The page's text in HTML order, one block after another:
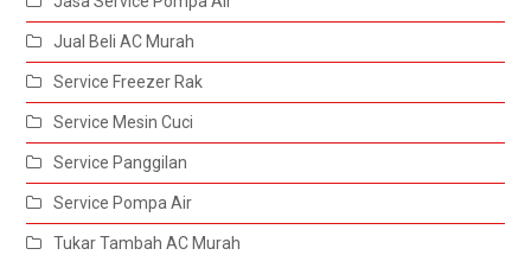
Jual Beli AC Murah
Service Freezer Rak
Service Mesin Cuci
Service Panggilan
Service Pompa Air
Tukar Tambah AC Murah